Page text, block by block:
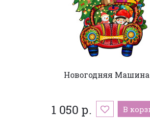
Новогодняя Машина
1 050 р. В